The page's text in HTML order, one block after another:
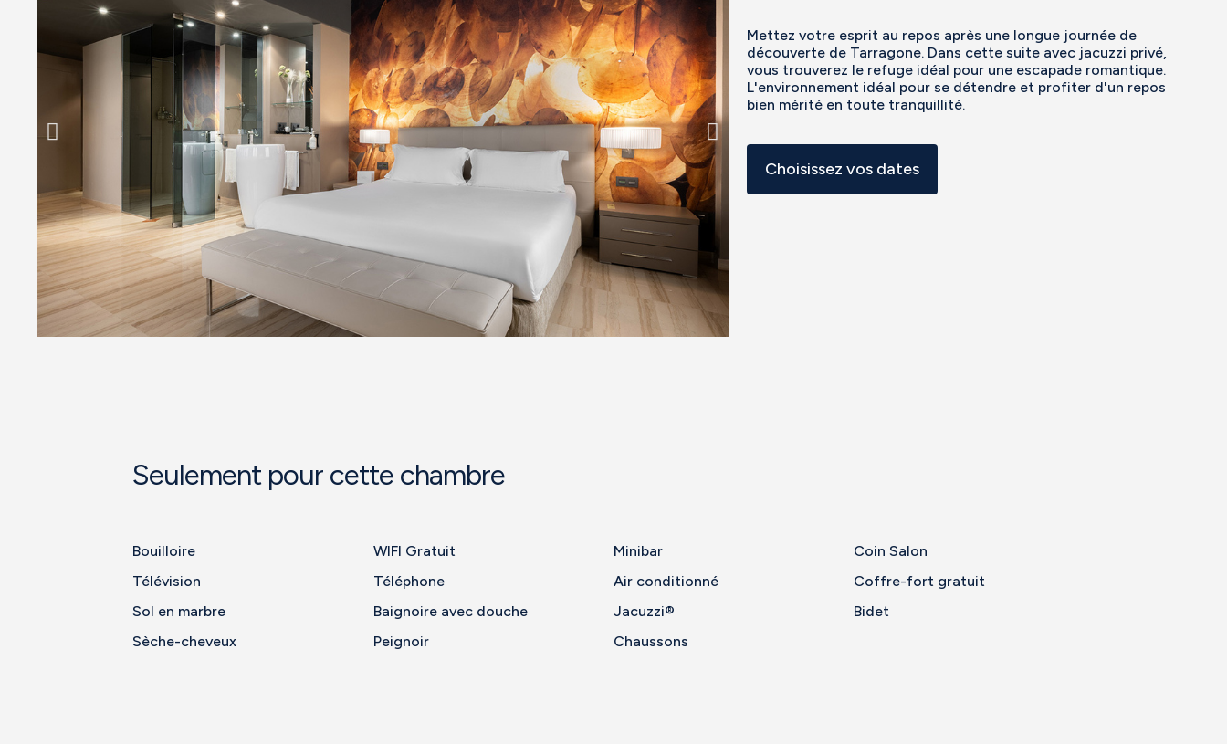
Mettez votre esprit au repos après une longue journée de
découverte de Tarragone. Dans cette suite avec jacuzzi privé,
vous trouverez le refuge idéal pour une escapade romantique.
L'environnement idéal pour se détendre et profiter d'un repos
bien mérité en toute tranquillité.
Choisissez vos dates
Seulement pour cette chambre
Bouilloire WIFI Gratuit Minibar
Coin Salon
Télévision
Téléphone Air conditionné
Coffre-fort gratuit
Sol en marbre
Baignoire avec douche Jacuzzi®
Bidet
Sèche-cheveux
Peignoir Chaussons